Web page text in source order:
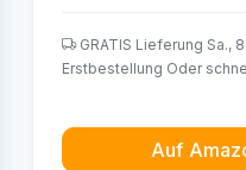
GRATIS Lieferung Sa.,
Erstbestellung Oder
Auf